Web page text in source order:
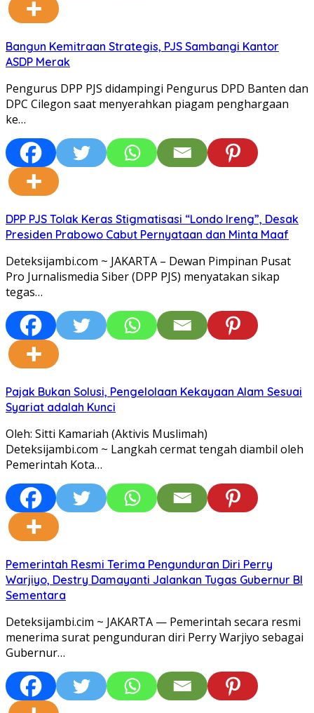
Bangun Kemitraan Strategis, PJS Sambangi Kantor
ASDP Merak
Pengurus DPP PJS didampingi Pengurus DPD Banten dan
DPC Cilegon saat menyerahkan piagam penghargaan
ke…
DPP PJS Tolak Keras Stigmatisasi “Londo Ireng”, Desak
Presiden Prabowo Cabut Pernyataan dan Minta Maaf
Deteksijambi.com ~ JAKARTA – Dewan Pimpinan Pusat
Pro Jurnalismedia Siber (DPP PJS) menyatakan sikap
tegas…
Pajak Bukan Solusi, Pengelolaan Kekayaan Alam Sesuai
Syariat adalah Kunci
Oleh: Sitti Kamariah (Aktivis Muslimah)
Deteksijambi.com ~ Langkah cermat tengah diambil oleh
Pemerintah Kota…
Pemerintah Resmi Terima Pengunduran Diri Perry
Warjiyo, Destry Damayanti Jalankan Tugas Gubernur BI
Sementara
Deteksijambi.cim ~ JAKARTA — Pemerintah secara resmi
menerima surat pengunduran diri Perry Warjiyo sebagai
Gubernur…